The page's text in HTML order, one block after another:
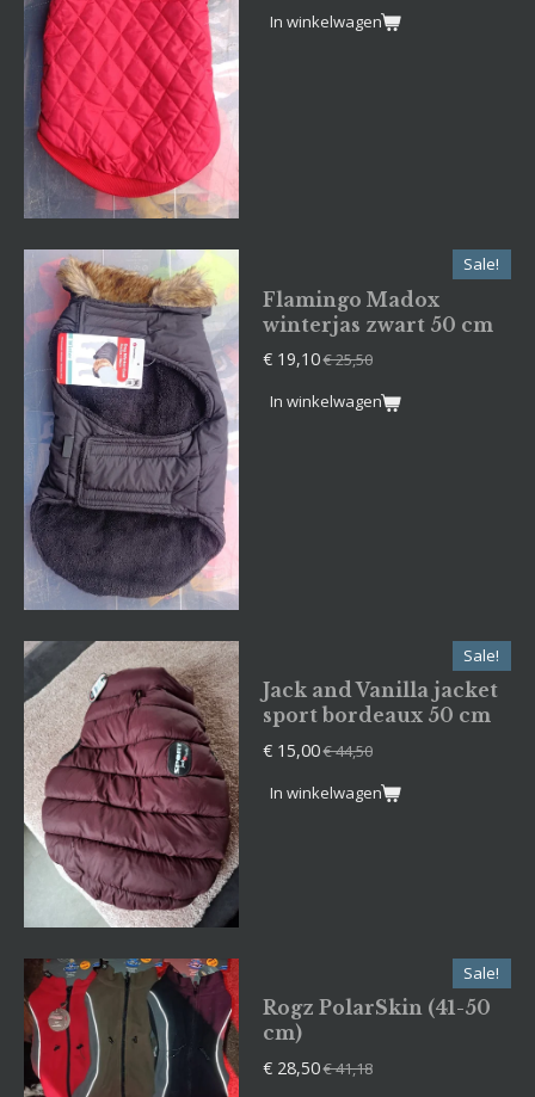
In winkelwagen
Sale!
Flamingo Madox
winterjas zwart 50 cm
€ 19,10€ 25,50
In winkelwagen
Sale!
Jack and Vanilla jacket
sport bordeaux 50 cm
€ 15,00€ 44,50
In winkelwagen
Sale!
Rogz PolarSkin (41-50
cm)
€ 28,50€ 41,18